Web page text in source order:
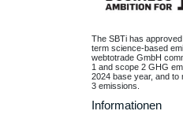
The SBTi has
term science-based
webtotrade GmbH
1 and scope 2 GHG
2024 base year, and
3 emissions.
Informationen